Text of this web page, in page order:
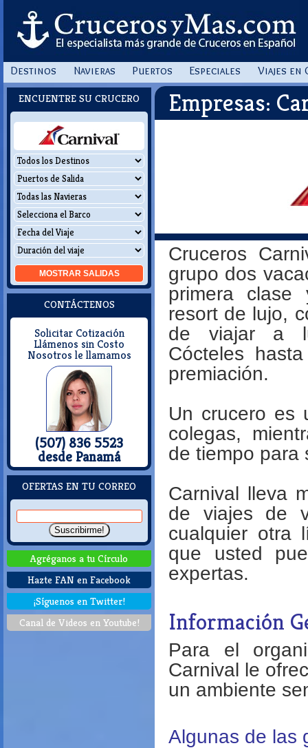
Destinos Navieras Puertos Especiales Viajes en
ENCUENTRE SU CRUCERO
MOSTRAR SALIDAS
CONTÁCTENOS
Solicitar Cotización
Llámenos sin Costo
Nosotros le llamamos
(507) 836 5523
desde Panamá
OFERTAS EN TU CORREO
Agréganos a tu Círculo
Hazte FAN en Facebook
¡Síguenos en Twitter!
Canal de Videos en Youtube!
Empresas:
Cruceros
grupo dos
primera
resort de lujo,
de viajar a
Cócteles
premiación.
Un crucero es
colegas,
de tiempo para
Carnival lleva
de viajes de
cualquier otra
que usted
expertas.
Información
Para el
Carnival le
un ambiente
Algunas de las